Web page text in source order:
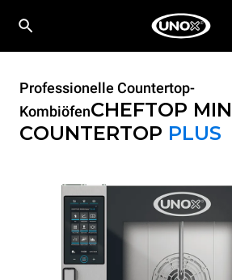
Professionelle Countertop-
KombiöfenCHEFTOP
COUNTERTOP PLUS